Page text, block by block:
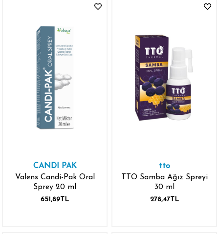
CANDI PAK
Valens Candi-Pak Oral
Sprey 20 ml
651,89TL
tto
TTO Samba Ağız Spreyi
30 ml
278,47TL